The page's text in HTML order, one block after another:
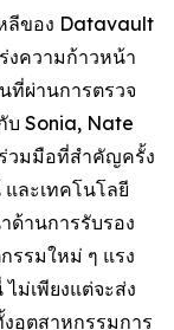
ลีของ Datavault
งความก้าวหน้า
ที่ผ่านการตรวจ
บ Sonia, Nate
วมมือที่สำคัญครั้ง
ละเทคโนโลยี
ด้านการรับรอง
รมใหม่ ๆ แรง
ม่เพียงแต่จะส่ง
อุตสาหกรรมการ